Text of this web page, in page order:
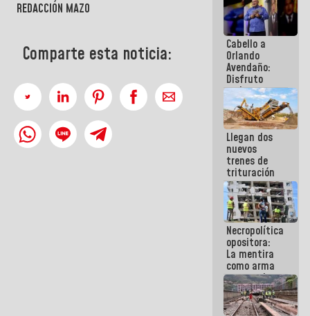
REDACCIÓN MAZO
Comparte esta noticia: Cabello a
Orlando
Avendaño:
Disfruto
cada vez
que escribes
porque lo
que haces
es
embarrarla
Llegan dos
nuevos
trenes de
trituración
para
optimizar
manejo de
escombros
en La Guaira
Necropolítica
opositora:
La mentira
como arma
contra el
Pueblo